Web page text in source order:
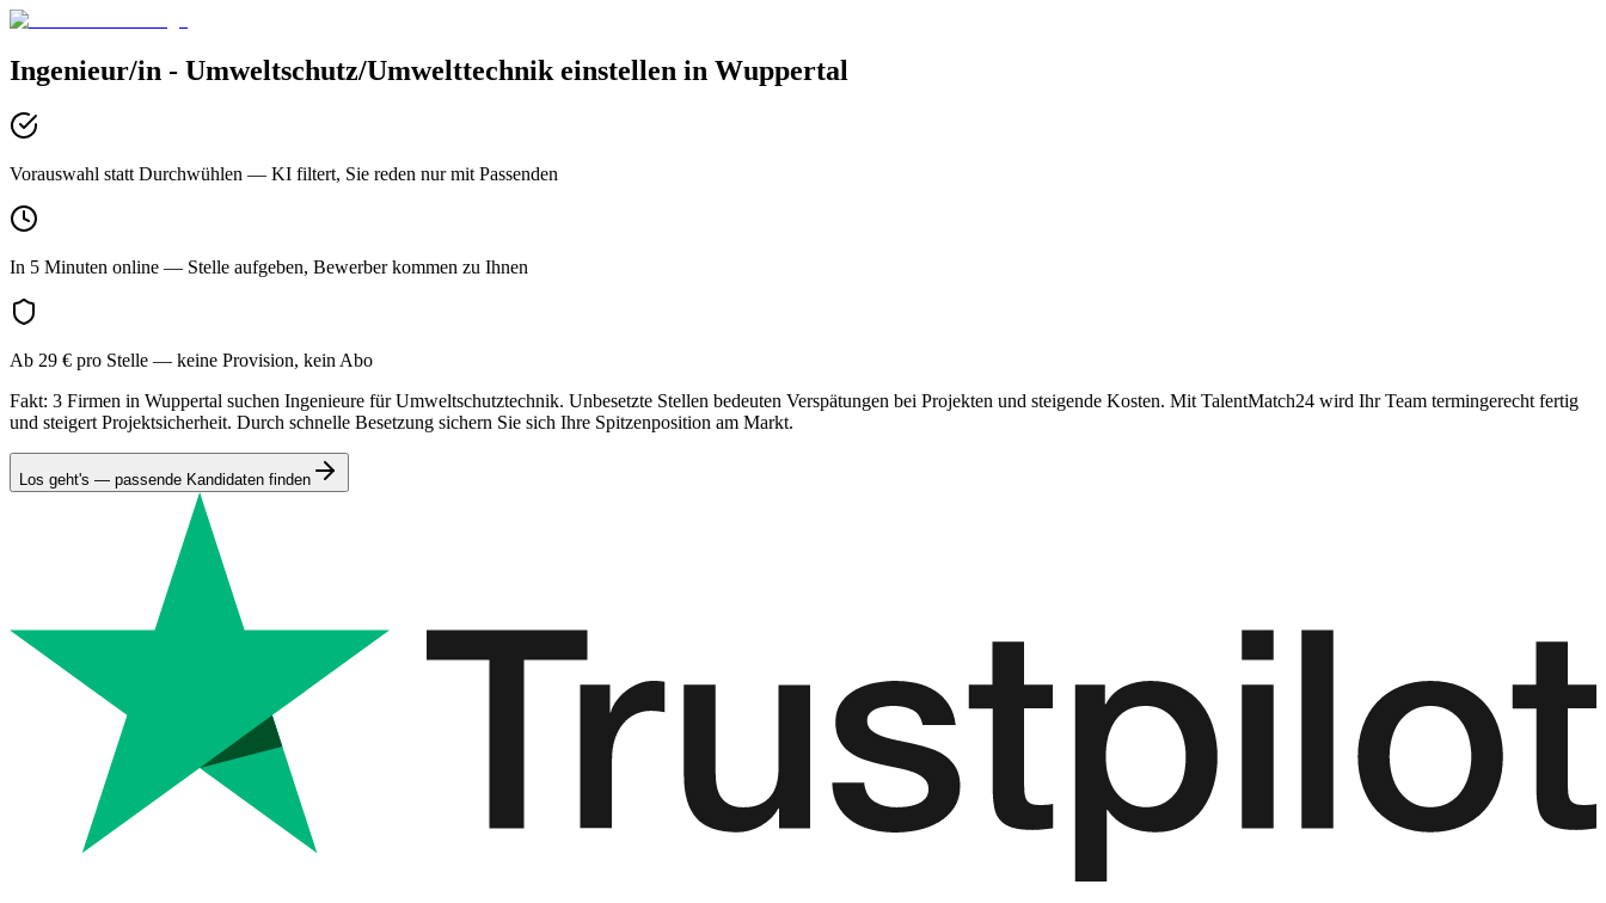
Ingenieur/in - Umweltschutz/Umwelttechnik einstellen in Wuppertal
Vorauswahl statt Durchwühlen — KI filtert, Sie reden nur mit Passenden
In 5 Minuten online — Stelle aufgeben, Bewerber kommen zu Ihnen
Ab 29 € pro Stelle — keine Provision, kein Abo
Fakt: 3 Firmen in Wuppertal suchen Ingenieure für Umweltschutztechnik. Unbesetzte Stellen bedeuten Verspätungen bei Projekten und steigende Kosten. Mit TalentMatch24 wird Ihr Team termingerecht fertig
und steigert Projektsicherheit. Durch schnelle Besetzung sichern Sie sich Ihre Spitzenposition am Markt.
Los geht's — passende Kandidaten finden